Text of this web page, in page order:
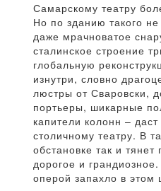
Самарскому театру
Но по зданию такого
даже мрачноватое
сталинское строение
глобальную
изнутри, словно
люстры от Сваровски,
портьеры, шикарные
капители колонн –
столичному театру. В
обстановке так и тянет
дорогое и
оперой запахло в этом